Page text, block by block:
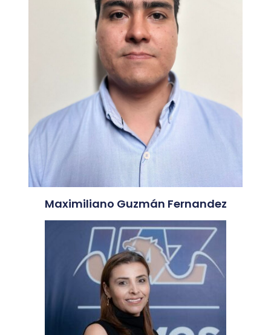
Maximiliano Guzmán Fernandez